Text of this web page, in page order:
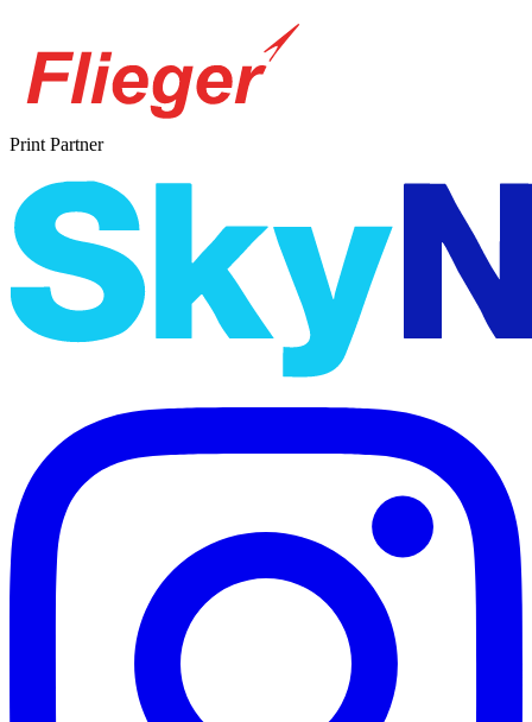
Print Partner